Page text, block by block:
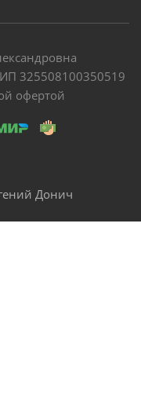
325508100350519
офертой
Донич